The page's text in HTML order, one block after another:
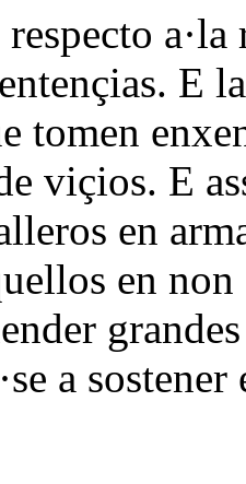
E
tomen
viçios. E
en
en
a